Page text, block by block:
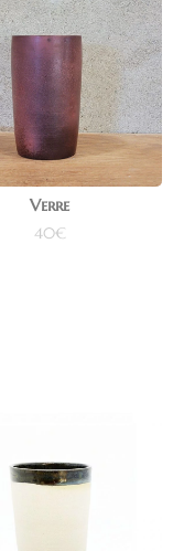
Verre
40€